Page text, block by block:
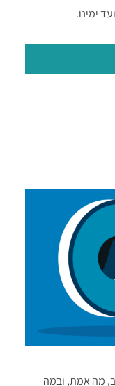
ימינו.
מה אמת, ובמה